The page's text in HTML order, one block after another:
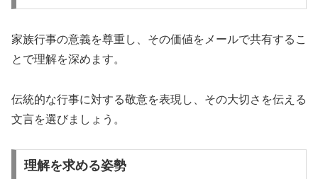
家族行事の意義を尊重し、その価値をメールで共有するこ
とで理解を深めます。
伝統的な行事に対する敬意を表現し、その大切さを伝える
文言を選びましょう。
理解を求める姿勢